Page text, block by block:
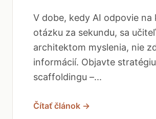
V dobe, kedy AI odpovie na
otázku za sekundu, sa
architektom myslenia, nie
informácií. Objavte stratégiu
scaffoldingu –...
Čítať článok →